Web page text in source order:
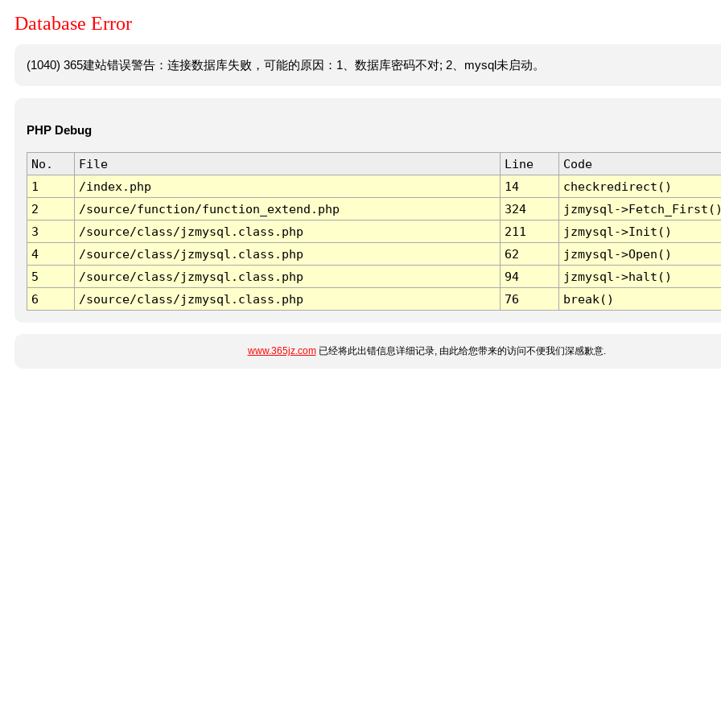
Database Error
(1040) 365建站错误警告：连接数据库失败，可能的原因：1、数据库密码不对; 2、mysql未启动。
PHP Debug
No. File Line
Code
1
/index.php 14
checkredirect()
2
/source/function/function_extend.php 324
jzmysql-
3
/source/class/jzmysql.class.php 211
jzmysql->Init()
4
/source/class/jzmysql.class.php 62
jzmysql->Open()
5
/source/class/jzmysql.class.php 94
jzmysql->halt()
6
/source/class/jzmysql.class.php 76 break()
www.365jz.com已经将此出错信息详细记录, 由此给您带来的访问不便我们深感歉意.